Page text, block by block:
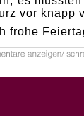
vor knapp
frohe